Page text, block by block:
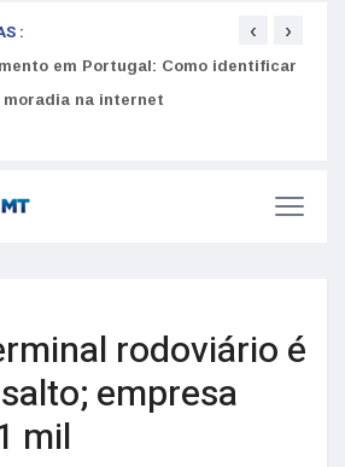
:
em Portugal: Como identificar
na internet
‹ ›
rodoviário é
empresa
mil